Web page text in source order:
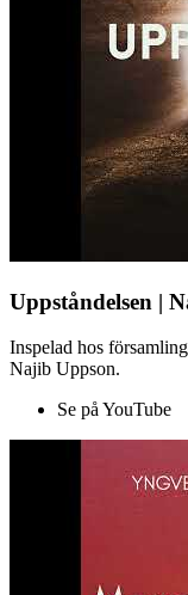
Uppståndelsen |
Inspelad hos
Najib Uppson.
Se på YouTube